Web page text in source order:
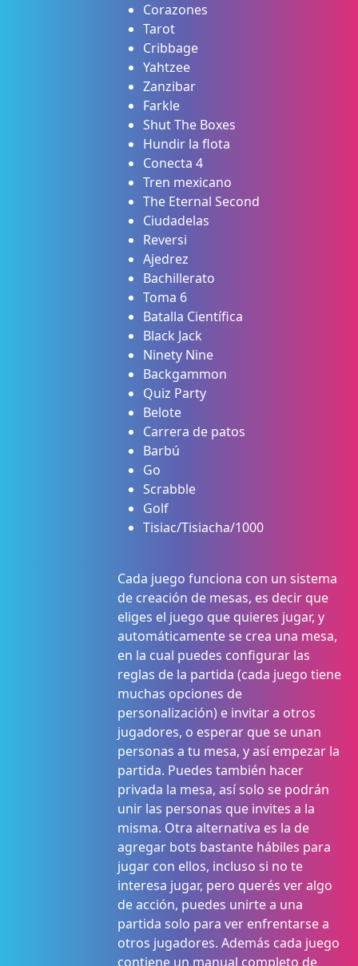
Corazones
Tarot
Cribbage
Yahtzee
Zanzibar
Farkle
Shut The Boxes
Hundir la flota
Conecta 4
Tren mexicano
The Eternal Second
Ciudadelas
Reversi
Ajedrez
Bachillerato
Toma 6
Batalla Científica
Black Jack
Ninety Nine
Backgammon
Quiz Party
Belote
Carrera de patos
Barbú
Go
Scrabble
Golf
Tisiac/Tisiacha/1000
Cada juego funciona con un sistema
de creación de mesas, es decir que
eliges el juego que quieres jugar, y
automáticamente se crea una mesa,
en la cual puedes configurar las
reglas de la partida (cada juego tiene
muchas opciones de
personalización) e invitar a otros
jugadores, o esperar que se unan
personas a tu mesa, y así empezar la
partida. Puedes también hacer
privada la mesa, así solo se podrán
unir las personas que invites a la
misma. Otra alternativa es la de
agregar bots bastante hábiles para
jugar con ellos, incluso si no te
interesa jugar, pero querés ver algo
de acción, puedes unirte a una
partida solo para ver enfrentarse a
otros jugadores. Además cada juego
contiene un manual completo de